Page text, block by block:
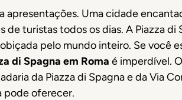
apresentações. Uma cidade
de turistas todos os dias. A Piazza
pelo mundo inteiro. Se você
di Spagna em Roma é imperdível.
da Piazza di Spagna e da Via
pode oferecer.